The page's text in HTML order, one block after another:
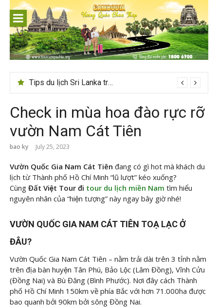
content
Tips du lịch Sri Lanka trọn vẹn cho người mới
Check in mùa hoa đào rực rỡ
vườn Nam Cát Tiên
bao ky July 25, 2023
Vườn Quốc Gia Nam Cát Tiên đang có gì hot mà khách du
lịch từ Thành phố Hồ Chí Minh “lũ lượt” kéo xuống?
Cùng Đất Việt Tour đi tour du lịch miền Nam tìm hiểu
nguyên nhân của “hiện tượng” này ngay bây giờ nhé!
VƯỜN QUỐC GIA NAM CÁT TIÊN TOẠ LẠC Ở
ĐÂU?
Vườn Quốc Gia Nam Cát Tiên – nằm trải dài trên 3 tỉnh nằm
trên địa bàn huyện Tân Phú, Bảo Lộc (Lâm Đồng), Vĩnh Cửu
(Đồng Nai) và Bù Đăng (Bình Phước). Nơi đây cách Thành
phố Hồ Chí Minh 150km về phía Bắc với hơn 71.000ha được
bao quanh bởi 90km bởi sông Đồng Nai.